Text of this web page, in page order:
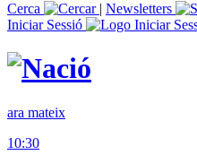
Cerca
| Newsletters
Iniciar Sessió
ara mateix
10:30